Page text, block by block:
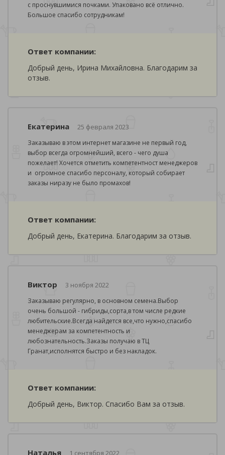
с проснувшимися почками. Упаковано всё отлично.
Большое спасибо сотрудникам!
Ответ компании:
Добрый день, Ирина Михайловна. Благодарим за
отзыв.
Екатерина 25 февраля 2023
Заказываю в этом интернет магазине не первый год,
выбор всегда огромнейший, всего - чего душа
пожелает! Хочется отметить компетентност менеджеров
и огромное спасибо персоналу, который собирает
заказы ниразу не было промахов!
Ответ компании:
Добрый день, Екатерина. Благодарим за отзыв.
Виктор 3 ноября 2022
Заказываю регулярно, в основном семена.Выбор
очень большой - гибриды,сорта,в том числе редкие
любительские.Всегда найдется все,что нужно,спасибо
менеджерам за компетентность и
любознательность.Заказы получаю в ТЦ
Гранат,исполнятся быстро и без накладок.
Ответ компании:
Добрый день, Виктор. Спасибо Вам за отзыв.
Наталья 1 сентября 2022